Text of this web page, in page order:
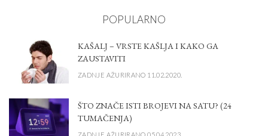
POPULARNO
KAŠALJ – VRSTE KAŠLJA I KAKO GA
ZAUSTAVITI
ZADNJE AŽURIRANO 11.02.2020.
ŠTO ZNAČE ISTI BROJEVI NA SATU? (24
TUMAČENJA)